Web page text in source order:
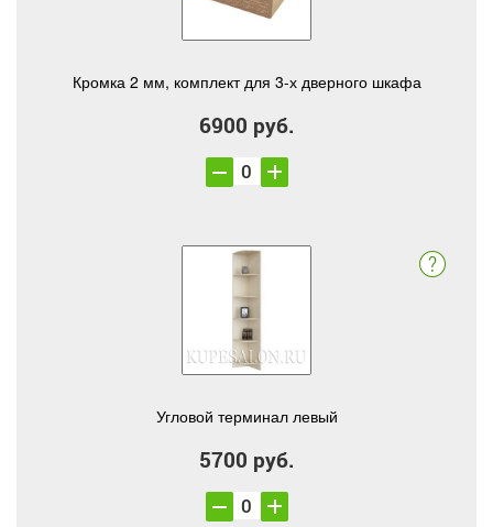
Кромка 2 мм, комплект для 3-х дверного шкафа
6900 руб.
Угловой терминал левый
5700 руб.